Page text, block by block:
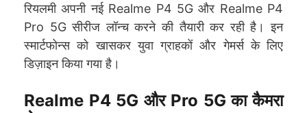
रियलमी अपनी नई Realme P4 5G और Realme P4
Pro 5G सीरीज लॉन्च करने की तैयारी कर रही है। इन
स्मार्टफोन्स को खासकर युवा ग्राहकों और गेमर्स के लिए
डिज़ाइन किया गया है।
Realme P4 5G और Pro 5G का कैमरा